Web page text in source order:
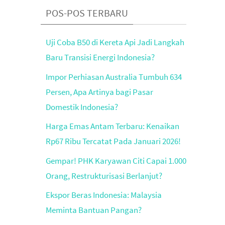
POS-POS TERBARU
Uji Coba B50 di Kereta Api Jadi Langkah
Baru Transisi Energi Indonesia?
Impor Perhiasan Australia Tumbuh 634
Persen, Apa Artinya bagi Pasar
Domestik Indonesia?
Harga Emas Antam Terbaru: Kenaikan
Rp67 Ribu Tercatat Pada Januari 2026!
Gempar! PHK Karyawan Citi Capai 1.000
Orang, Restrukturisasi Berlanjut?
Ekspor Beras Indonesia: Malaysia
Meminta Bantuan Pangan?